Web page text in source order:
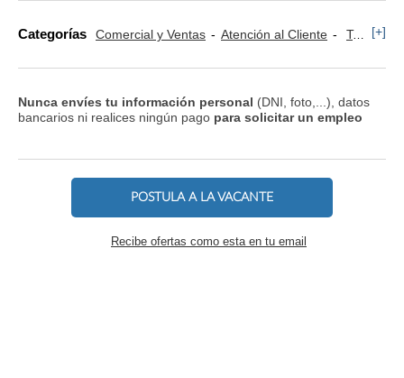
Categorías Comercial y Ventas Atención al Cliente Televenta y Marketing Telefónico [+]
Nunca envíes tu información personal (DNI, foto,...), datos
bancarios ni realices ningún pago para solicitar un empleo
POSTULA A LA VACANTE
Recibe ofertas como esta en tu email